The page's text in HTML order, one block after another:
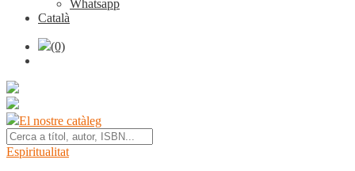
Whatsapp
Català
(0)
El nostre catàleg
Espiritualitat